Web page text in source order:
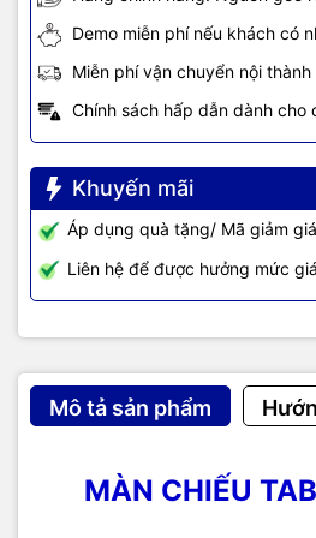
Demo miễn phí nếu khách có
Miễn phí vận chuyển nội thành
Chính sách hấp dẫn dành cho
Khuyến mãi
Áp dụng quà tặng/ Mã giảm
Liên hệ để được hưởng mức
Mô tả sản phẩm
MÀN CHIẾU